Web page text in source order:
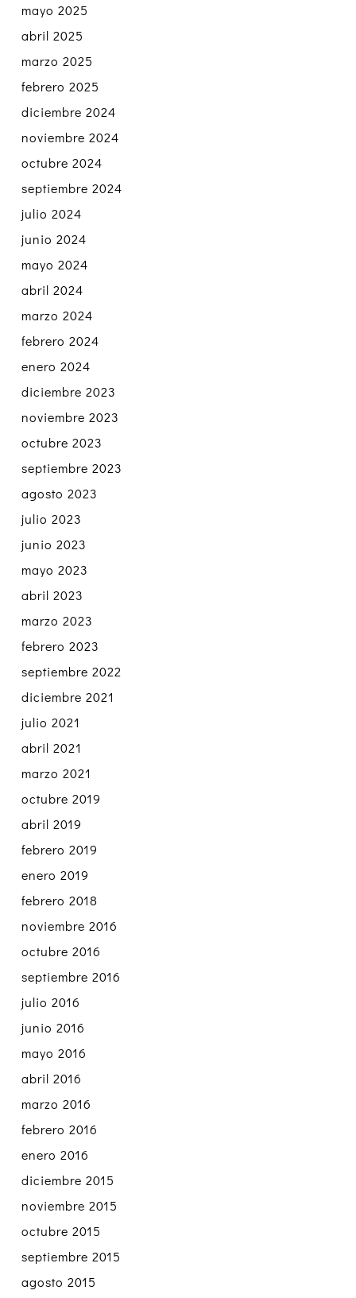
mayo 2025
abril 2025
marzo 2025
febrero 2025
diciembre 2024
noviembre 2024
octubre 2024
septiembre 2024
julio 2024
junio 2024
mayo 2024
abril 2024
marzo 2024
febrero 2024
enero 2024
diciembre 2023
noviembre 2023
octubre 2023
septiembre 2023
agosto 2023
julio 2023
junio 2023
mayo 2023
abril 2023
marzo 2023
febrero 2023
septiembre 2022
diciembre 2021
julio 2021
abril 2021
marzo 2021
octubre 2019
abril 2019
febrero 2019
enero 2019
febrero 2018
noviembre 2016
octubre 2016
septiembre 2016
julio 2016
junio 2016
mayo 2016
abril 2016
marzo 2016
febrero 2016
enero 2016
diciembre 2015
noviembre 2015
octubre 2015
septiembre 2015
agosto 2015